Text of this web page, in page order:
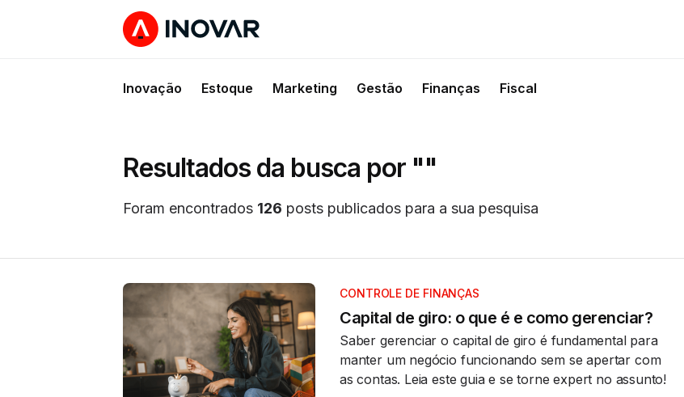
Inovação Estoque Marketing Gestão Finanças Fiscal
Resultados da busca por ""
Foram encontrados 126 posts publicados para a sua pesquisa
CONTROLE DE FINANÇAS
Capital de giro: o que é e como gerenciar?
Saber gerenciar o capital de giro é fundamental para
manter um negócio funcionando sem se apertar com
as contas. Leia este guia e se torne expert no assunto!